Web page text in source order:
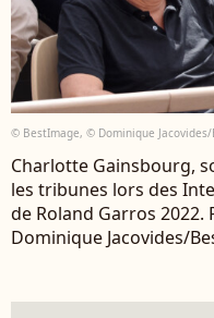
© BestImage, © Dominique
Charlotte Gainsbourg,
les tribunes lors des
de Roland Garros 2022.
Dominique Jacovides/